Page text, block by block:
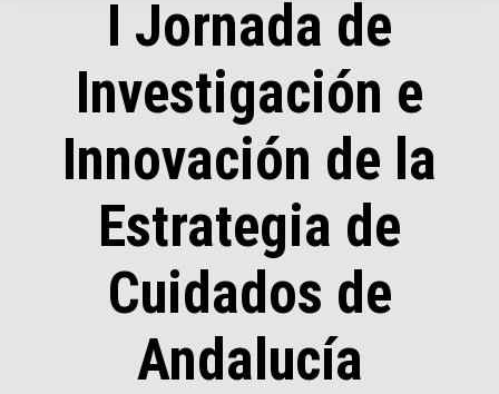
I Jornada de
Investigación e
Innovación de la
Estrategia de
Cuidados de
Andalucía